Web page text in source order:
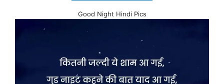
Good Night Hindi Pics